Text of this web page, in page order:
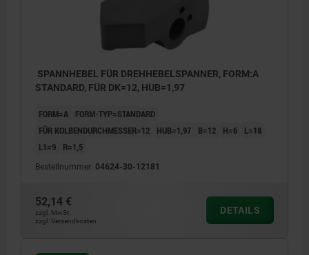
SPANNHEBEL FÜR DREHHEBELSPANNER, FORM:A
STANDARD, FÜR DK=12, HUB=1,97
FORM=A
FORM-TYP=STANDARD
FÜR KOLBENDURCHMESSER=12
HUB=1,97 B=12 H=6
L=18
L1=9
R=1,5
Bestellnummer: 04624-30-12181
52,14 €
zzgl. MwSt.
zzgl. Versandkosten
DETAILS